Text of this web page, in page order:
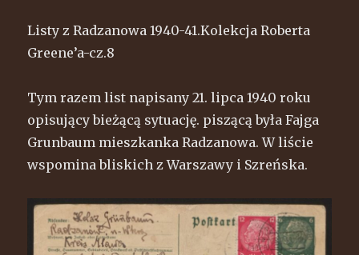
Listy z Radzanowa 1940-41.Kolekcja Roberta
Greene’a-cz.8
Tym razem list napisany 21. lipca 1940 roku
opisujący bieżącą sytuację. piszącą była Fajga
Grunbaum mieszkanka Radzanowa. W liście
wspomina bliskich z Warszawy i Szreńska.